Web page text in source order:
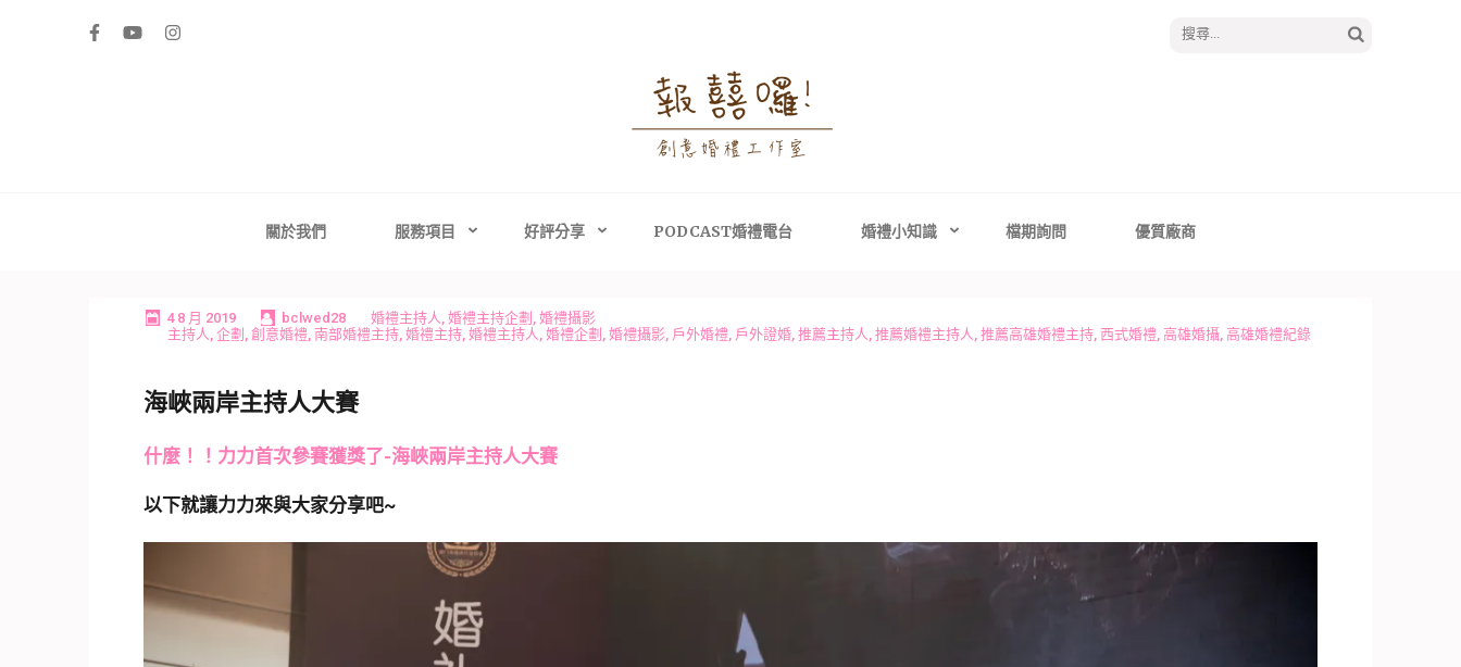
搜
台南婚禮主持、高雄婚禮顧問、全台婚禮主持
關於我們 服務項目 好評分享 PODCAST婚禮電台 婚禮小知識 檔期詢問 優質廠商
4 8 月 2019 bclwed28 婚禮主持人, 婚禮主持企劃 , 婚禮攝影
主持人, 企劃 , 創意婚禮, 南部婚禮主持, 婚禮主持, 婚禮主持人, 婚禮企劃 , 婚禮攝影, 戶外婚禮, 戶外證婚, 推薦主持人, 推薦婚禮主持人, 推薦高雄婚禮主持, 西式婚禮, 高雄婚攝, 高雄婚禮紀錄
海峽兩岸主持人大賽
什麼！！力力首次參賽獲獎了-海峽兩岸主持人大賽
以下就讓力力來與大家分享吧~